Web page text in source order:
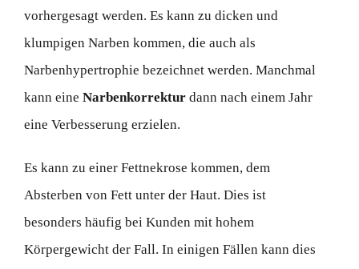
vorhergesagt werden. Es kann zu dicken und
klumpigen Narben kommen, die auch als
Narbenhypertrophie bezeichnet werden. Manchmal
kann eine Narbenkorrektur dann nach einem Jahr
eine Verbesserung erzielen.
Es kann zu einer Fettnekrose kommen, dem
Absterben von Fett unter der Haut. Dies ist
besonders häufig bei Kunden mit hohem
Körpergewicht der Fall. In einigen Fällen kann dies